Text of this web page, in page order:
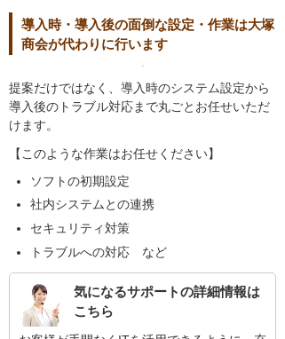
導入時・導入後の面倒な設定・作業は大塚
商会が代わりに行います
提案だけではなく、導入時のシステム設定から
導入後のトラブル対応まで丸ごとお任せいただ
けます。
【このような作業はお任せください】
ソフトの初期設定
社内システムとの連携
セキュリティ対策
トラブルへの対応 など
気になるサポートの詳細情報は
こちら